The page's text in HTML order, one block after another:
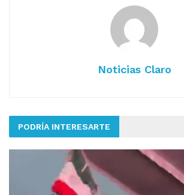
Noticias Claro
PODRÍA INTERESARTE